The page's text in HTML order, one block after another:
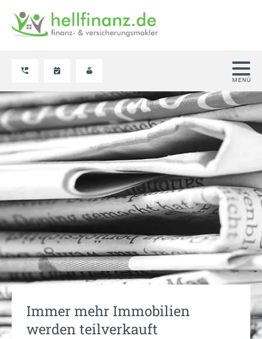
Immer mehr Immobilien
werden teilverkauft